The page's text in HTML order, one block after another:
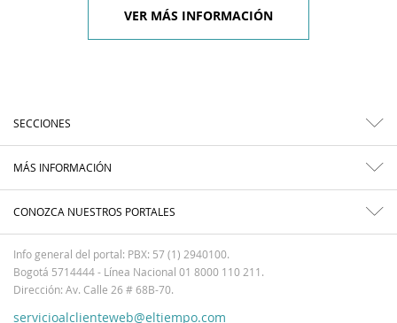
VER MÁS INFORMACIÓN
SECCIONES
MÁS INFORMACIÓN
CONOZCA NUESTROS PORTALES
Info general del portal: PBX: 57 (1) 2940100.
Bogotá 5714444 - Línea Nacional 01 8000 110 211.
Dirección: Av. Calle 26 # 68B-70.
servicioalclienteweb@eltiempo.com